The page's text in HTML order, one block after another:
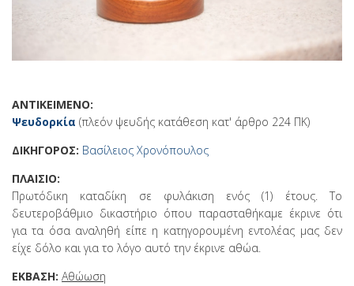
ΑΝΤΙΚΕΙΜΕΝΟ:
Ψευδορκία (πλεόν ψευδής κατάθεση κατ' άρθρο 224 ΠΚ)
ΔΙΚΗΓΟΡΟΣ: Βασίλειος Χρονόπουλος
ΠΛΑΙΣΙΟ:
Πρωτόδικη καταδίκη σε φυλάκιση ενός (1) έτους. Το
δευτεροβάθμιο δικαστήριο όπου παρασταθήκαμε έκρινε ότι
για τα όσα αναληθή είπε η κατηγορουμένη εντολέας μας δεν
είχε δόλο και για το λόγο αυτό την έκρινε αθώα.
ΕΚΒΑΣΗ: Αθώωση